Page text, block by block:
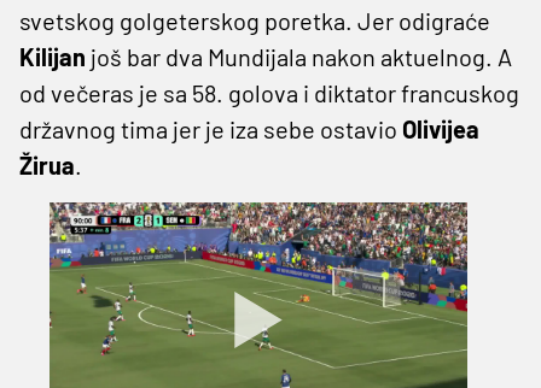
svetskog golgeterskog poretka. Jer odigraće
Kilijan još bar dva Mundijala nakon aktuelnog. A
od večeras je sa 58. golova i diktator francuskog
državnog tima jer je iza sebe ostavio Olivijea
Žirua.